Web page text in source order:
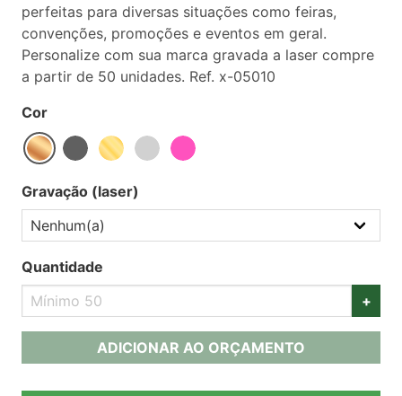
perfeitas para diversas situações como feiras,
convenções, promoções e eventos em geral.
Personalize com sua marca gravada a laser compre
a partir de 50 unidades. Ref. x-05010
Cor
Gravação (laser)
Quantidade
+
ADICIONAR AO ORÇAMENTO